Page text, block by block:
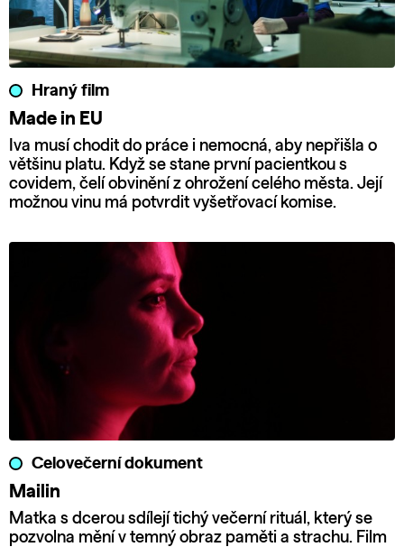
Hraný film
Made in EU
Iva musí chodit do práce i nemocná, aby nepřišla o
většinu platu. Když se stane první pacientkou s
covidem, čelí obvinění z ohrožení celého města. Její
možnou vinu má potvrdit vyšetřovací komise.
Celovečerní dokument
Mailin
Matka s dcerou sdílejí tichý večerní rituál, který se
pozvolna mění v temný obraz paměti a strachu. Film